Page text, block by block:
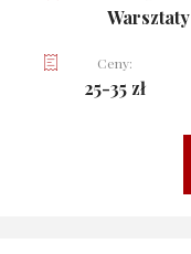
Warsztaty
Ceny:
25-35 zł